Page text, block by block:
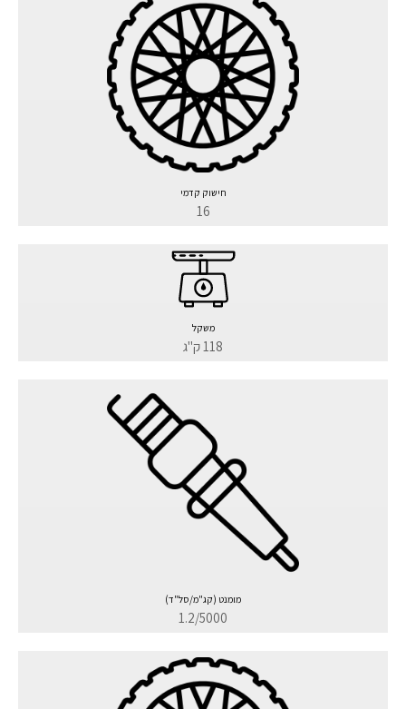
חישוק קדמי
16
משקל
118 ק"ג
מומנט (קג"מ/סל"ד)
1.2/5000